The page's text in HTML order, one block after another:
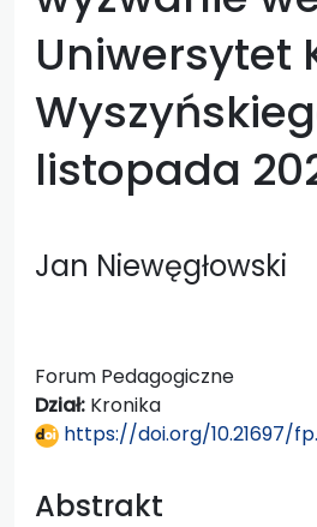
Uniwersytet
listopada
Jan Niewęgłowski
Forum Pedagogiczne
Dział: Kronika
https://doi.org/10.21697/
Abstrakt